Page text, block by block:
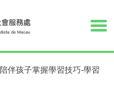
陪伴孩子掌握學習技巧-學習